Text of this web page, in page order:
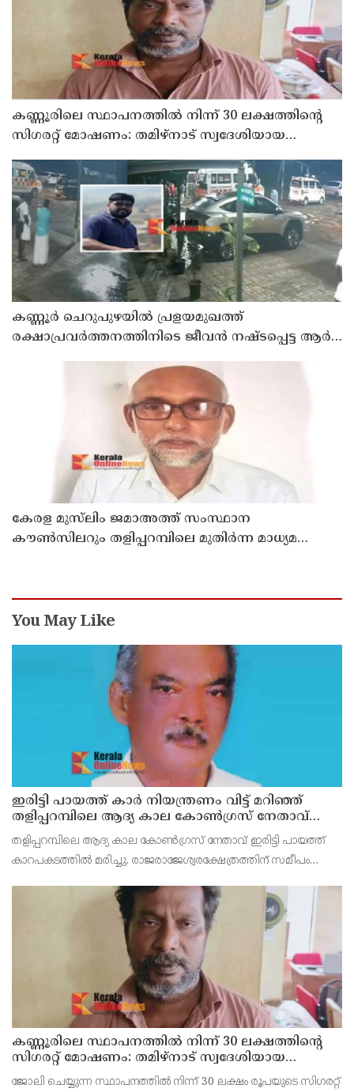
കണ്ണൂരിലെ സ്ഥാപനത്തിൽ നിന്ന് 30 ലക്ഷത്തിന്റെ
സിഗരറ്റ് മോഷണം: തമിഴ്‌നാട് സ്വദേശിയായ
സെയിൽസ്മാൻ തെങ്കാശിയിൽ പിടിയിൽ
കണ്ണൂർ ചെറുപുഴയിൽ പ്രളയമുഖത്ത്
രക്ഷാപ്രവർത്തനത്തിനിടെ ജീവൻ നഷ്ടപ്പെട്ട ആർ.
രാജേഷിൻ്റെ ഭൗതിക ശരീരത്തോട് അനാദരവ്
കാണിച്ചതായി ആരോപണം
കേരള മുസ്‌ലിം ജമാഅത്ത് സംസ്ഥാന
കൗൺസിലറും തളിപ്പറമ്പിലെ മുതിർന്ന മാധ്യമ
You May Like
ഇരിട്ടി പായത്ത് കാർ നിയന്ത്രണം വിട്ട് മറിഞ്ഞ്
തളിപ്പറമ്പിലെ ആദ്യ കാല കോണ്‍ഗ്രസ് നേതാവ്
മരിച്ചു
തളിപ്പറമ്പിലെ ആദ്യ കാല കോണ്‍ഗ്രസ് നേതാവ് ഇരിട്ടി പായത്ത്
കാറപകടത്തില്‍ മരിച്ചു. രാജരാജേശ്വരക്ഷേത്രത്തിന് സമീപം
കണ്ണൂരിലെ സ്ഥാപനത്തിൽ നിന്ന് 30 ലക്ഷത്തിന്റെ
സിഗരറ്റ് മോഷണം: തമിഴ്‌നാട് സ്വദേശിയായ
സെയിൽസ്മാൻ തെങ്കാശിയിൽ പിടിയിൽ
ജോലി ചെയ്യുന്ന സ്ഥാപനത്തിൽ നിന്ന് 30 ലക്ഷം രൂപയുടെ സിഗരറ്റ്